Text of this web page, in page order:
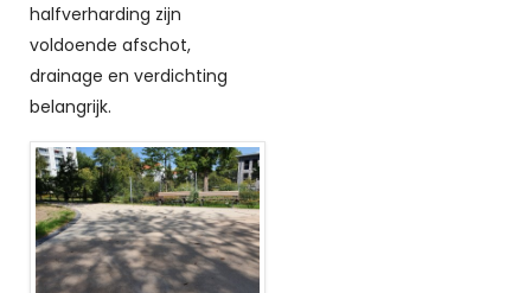
halfverharding zijn
voldoende afschot,
drainage en verdichting
belangrijk.